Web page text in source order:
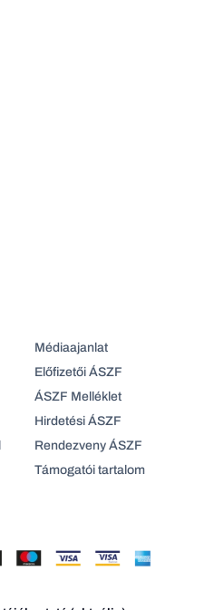
Médiaajanlat
Előfizetői ÁSZF
ÁSZF Melléklet
Hirdetési ÁSZF
Rendezveny ÁSZF
Támogatói tartalom